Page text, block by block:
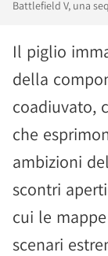
Battlefield V, una
Il piglio
della
coadiuvato,
che
ambizioni
scontri
cui le
scenari